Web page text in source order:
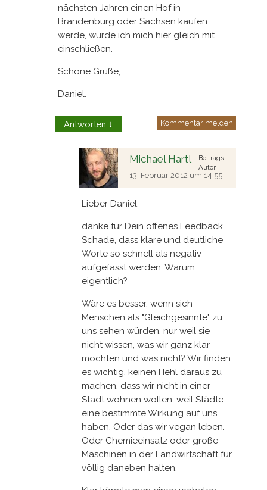
nächsten Jahren einen Hof in
Brandenburg oder Sachsen kaufen
werde, würde ich mich hier gleich mit
einschließen.
Schöne Grüße,
Daniel.
Antworten ↓ Kommentar melden
Michael Hartl
Beitrags
Autor
13. Februar 2012 um 14:55
Lieber Daniel,
danke für Dein offenes Feedback.
Schade, dass klare und deutliche
Worte so schnell als negativ
aufgefasst werden. Warum
eigentlich?
Wäre es besser, wenn sich
Menschen als "Gleichgesinnte" zu
uns sehen würden, nur weil sie
nicht wissen, was wir ganz klar
möchten und was nicht? Wir finden
es wichtig, keinen Hehl daraus zu
machen, dass wir nicht in einer
Stadt wohnen wollen, weil Städte
eine bestimmte Wirkung auf uns
haben. Oder das wir vegan leben.
Oder Chemieeinsatz oder große
Maschinen in der Landwirtschaft für
völlig daneben halten.